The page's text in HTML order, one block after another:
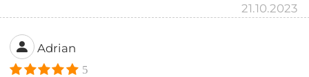
21.10.2023
Adrian
5